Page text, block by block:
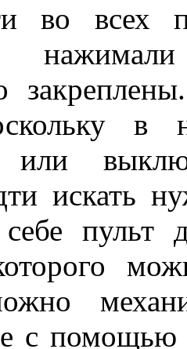
во всех
в
или
искать
пульт
с помощью